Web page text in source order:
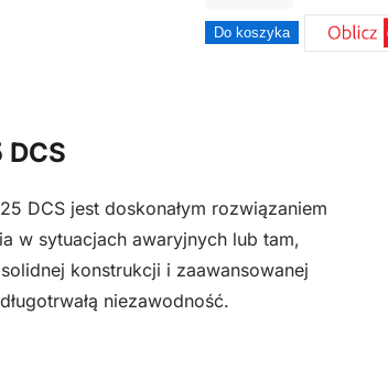
generator
Oleo-
Mac
OM
PZU
Do koszyka
DCS jest doskonałym rozwiązaniem
w sytuacjach awaryjnych lub tam,
konstrukcji i zaawansowanej
niezawodność.